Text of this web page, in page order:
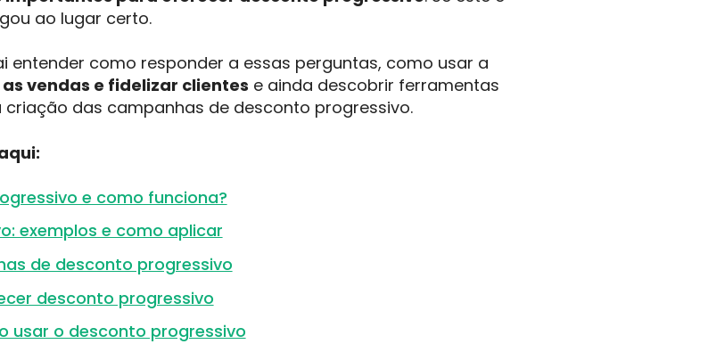
ao lugar certo.
entender como responder a essas perguntas, como usar a
vendas e fidelizar clientes e ainda descobrir ferramentas
das campanhas de desconto progressivo.
e como funciona?
exemplos e como aplicar
de desconto progressivo
desconto progressivo
usar o desconto progressivo